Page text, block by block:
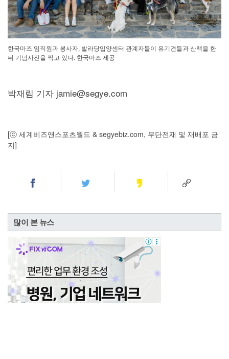
한국마즈 임직원과 봉사자, 발라당입양센터 관계자들이 유기견들과 산책을 한
뒤 기념사진을 찍고 있다. 한국마즈 제공
박재림 기자 jamie@segye.com
[ⓒ 세계비즈앤스포츠월드 & segyebiz.com, 무단전재 및 재배포 금
지]
많이 본 뉴스